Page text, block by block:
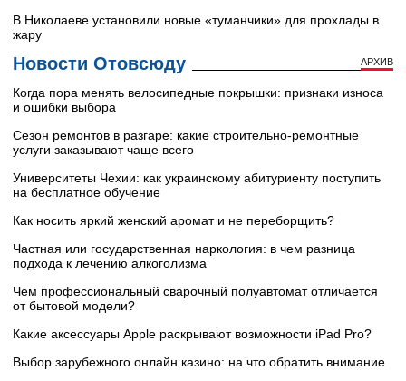
В Николаеве установили новые «туманчики» для прохлады в
жару
Новости Отовсюду АРХИВ
Когда пора менять велосипедные покрышки: признаки износа
и ошибки выбора
Сезон ремонтов в разгаре: какие строительно-ремонтные
услуги заказывают чаще всего
Университеты Чехии: как украинскому абитуриенту поступить
на бесплатное обучение
Как носить яркий женский аромат и не переборщить?
Частная или государственная наркология: в чем разница
подхода к лечению алкоголизма
Чем профессиональный сварочный полуавтомат отличается
от бытовой модели?
Какие аксессуары Apple раскрывают возможности iPad Pro?
Выбор зарубежного онлайн казино: на что обратить внимание